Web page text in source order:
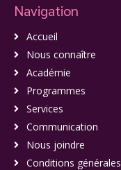
Navigation
Accueil
Nous connaître
Académie
Programmes
Services
Communication
Nous joindre
Conditions